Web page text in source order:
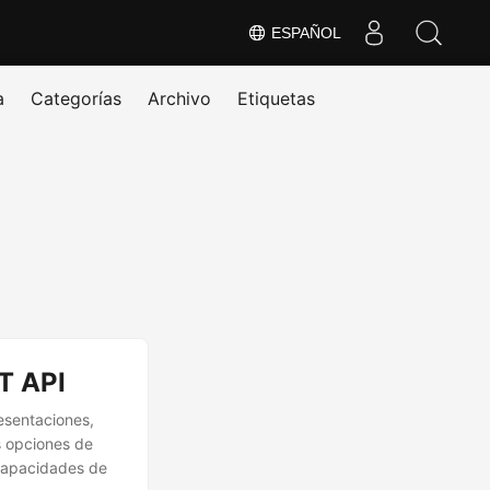
ESPAÑOL
Categorías Archivo Etiquetas
API
opciones de
de